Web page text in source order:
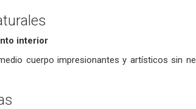
interior
cuerpo impresionantes y artísticos sin